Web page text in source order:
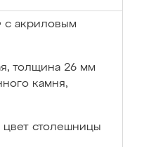
акриловым
толщина 26 мм
камня,
столешницы